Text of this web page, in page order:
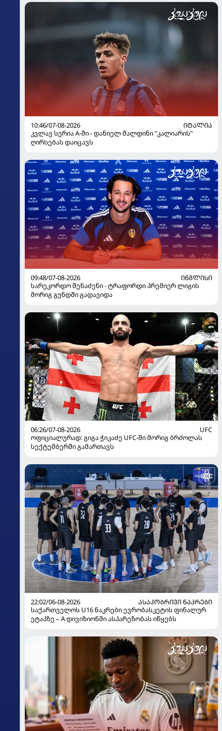
10:46/07-08-2026
ᲘᲢᲐᲚᲘᲐ
კვლავ სერია A-ში - დანიელ მალდინი "კალიარის"
ღირსებას დაიცავს
09:48/07-08-2026
ᲘᲜᲒᲚᲘᲡᲘ
სარეკორდო შენაძენი - ტრაფორდი პრემიერ ლიგის
მორიგ გუნდში გადავიდა
06:26/07-08-2026
UFC
ოფიციალურად: გიგა ჭიკაძე UFC-ში მორიგ ბრძოლას
სექტემბერში გამართავს
22:02/06-08-2026
ᲐᲡᲐᲙᲝᲑᲠᲘᲕᲘ ᲜᲐᲙᲠᲔᲑᲘ
საქართველოს U16 ნაკრები ევრობასკეტის ფინალურ
ეტაპზე – A დივიზიონში ასპარეზობას იწყებს